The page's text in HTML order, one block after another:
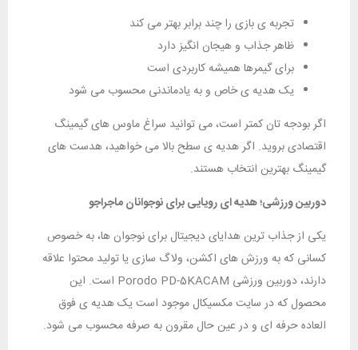
تجربه‌ ی بازی را چند برابر بهتر می‌ کند
ظاهر جذاب و هیجان‌ انگیز دارد
برای گیمرها همیشه کاربردی است
یک هدیه‌ ی خاص و به‌ یادماندنی محسوب می‌ شود
اگر بودجه‌ تان کمتر است، می‌ توانید سراغ ماوس‌ های گیمینگ
اقتصادی بروید. اگر هدیه‌ ی سطح بالا می‌ خواهید، هدست‌ های
گیمینگ بهترین انتخاب هستند.
دوربین ورزشی؛ هدیه‌ ای رویایی برای نوجوانان ماجراجو
یکی از جذاب‌ ترین هدایای دیجیتال برای نوجوان‌ ها، به‌ خصوص
کسانی که به ورزش‌ های اکشن، ولاگ‌ سازی یا تولید محتوا علاقه
دارند، دوربین ورزشی Porodo PD-5KACAM است. این
محصول که در سایت مکسیکال موجود است یک هدیه‌ ی فوق‌
العاده حرفه‌ ای و در عین حال مقرون‌ به‌ صرفه محسوب می‌ شود.